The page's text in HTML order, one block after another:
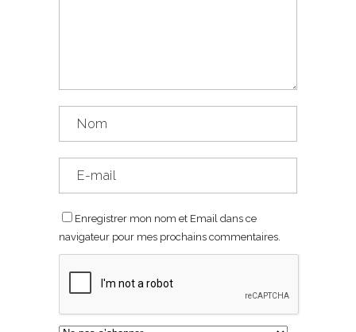
Enregistrer mon nom et Email dans ce
navigateur pour mes prochains commentaires.